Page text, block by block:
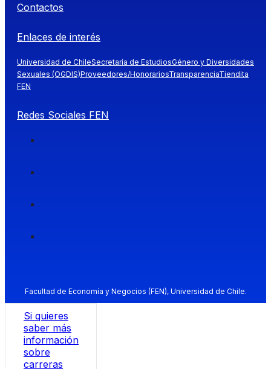
Contactos
Enlaces de interés
Universidad de ChileSecretaría de EstudiosGénero y Diversidades
Sexuales (OGDIS)Proveedores/HonorariosTransparenciaTiendita
FEN
Redes Sociales FEN
Facultad de Economía y Negocios (FEN), Universidad de Chile.
Si quieres
saber más
información
sobre
carreras